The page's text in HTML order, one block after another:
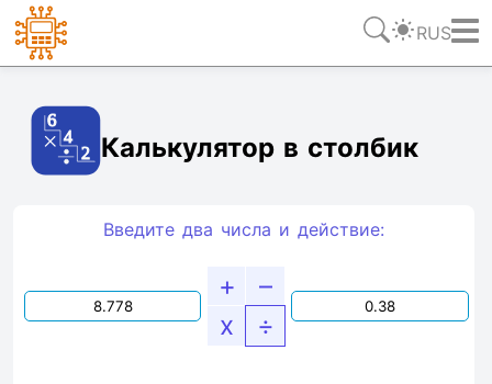
RUS
Калькулятор в столбик
Введите два числа и действие:
+
–
x
÷